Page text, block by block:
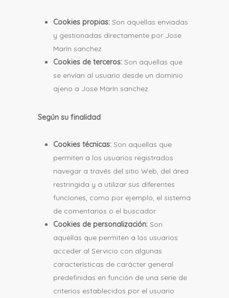
Cookies propias: Son aquellas enviadas
y gestionadas directamente por Jose
Marín sanchez.
Cookies de terceros: Son aquellas que
se envían al usuario desde un dominio
ajeno a Jose Marín sanchez.
Según su finalidad
Cookies técnicas: Son aquellas que
permiten a los usuarios registrados
navegar a través del sitio Web, del área
restringida y a utilizar sus diferentes
funciones, como por ejemplo, el sistema
de comentarios o el buscador.
Cookies de personalización: Son
aquellas que permiten a los usuarios
acceder al Servicio con algunas
características de carácter general
predefinidas en función de una serie de
criterios establecidos por el usuario